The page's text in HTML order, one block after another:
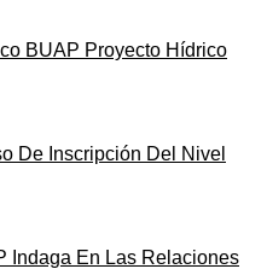
BUAP Proyecto Hídrico
De Inscripción Del Nivel
Indaga En Las Relaciones